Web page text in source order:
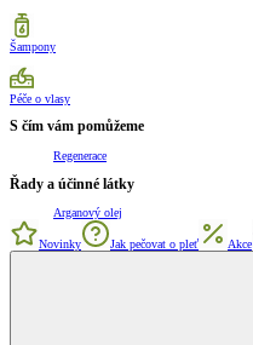
Šampony
Péče o vlasy
S čím vám pomůžeme
Regenerace
Řady a účinné látky
Arganový olej
Novinky Jak pečovat o pleť Akce